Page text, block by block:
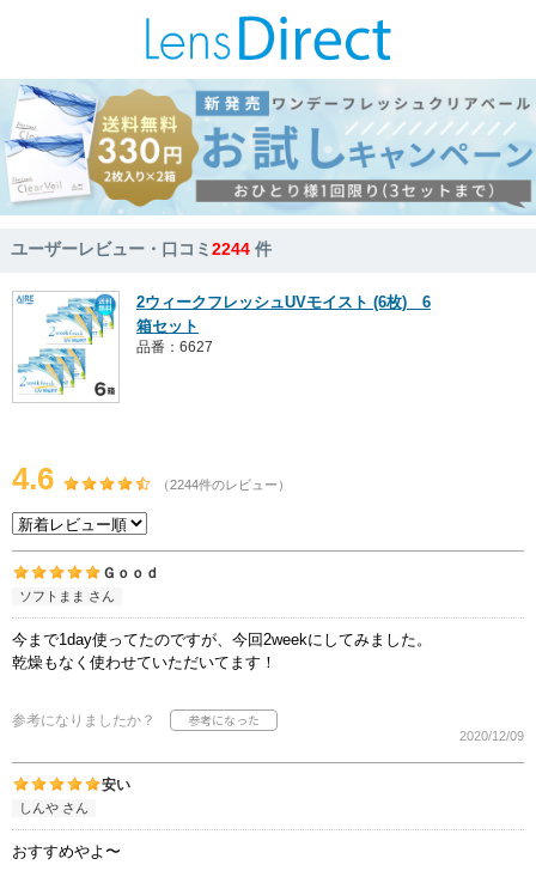
ユーザーレビュー・口コミ2244 件
2ウィークフレッシュUVモイスト (6枚) 6
箱セット
品番：6627
4.6 （2244件のレビュー）
Ｇｏｏｄ
ソフトまま さん
今まで1day使ってたのですが、今回2weekにしてみました。
乾燥もなく使わせていただいてます！
参考になりましたか？
2020/12/09
安い
しんや さん
おすすめやよ〜